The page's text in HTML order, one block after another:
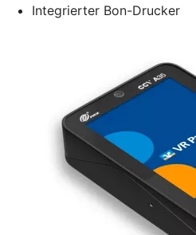
Integrierter Bon-Drucker